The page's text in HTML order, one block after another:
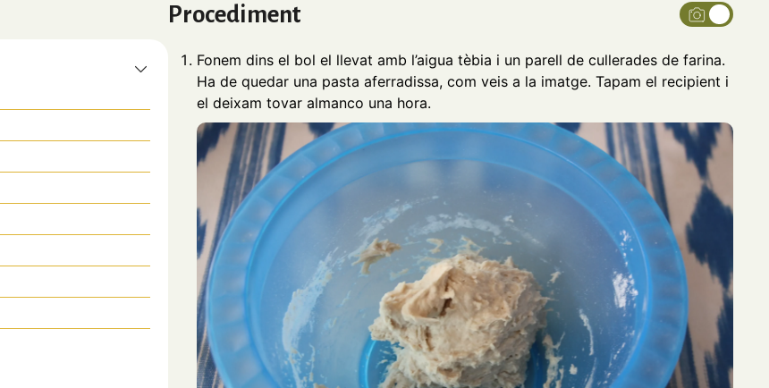
Procediment
Fonem dins el bol el llevat amb l’aigua tèbia i un parell de cullerades de farina.
Ha de quedar una pasta aferradissa, com veis a la imatge. Tapam el recipient i
el deixam tovar almanco una hora.